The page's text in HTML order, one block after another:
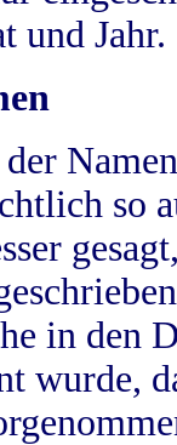
und Jahr.
so
in
wurde,